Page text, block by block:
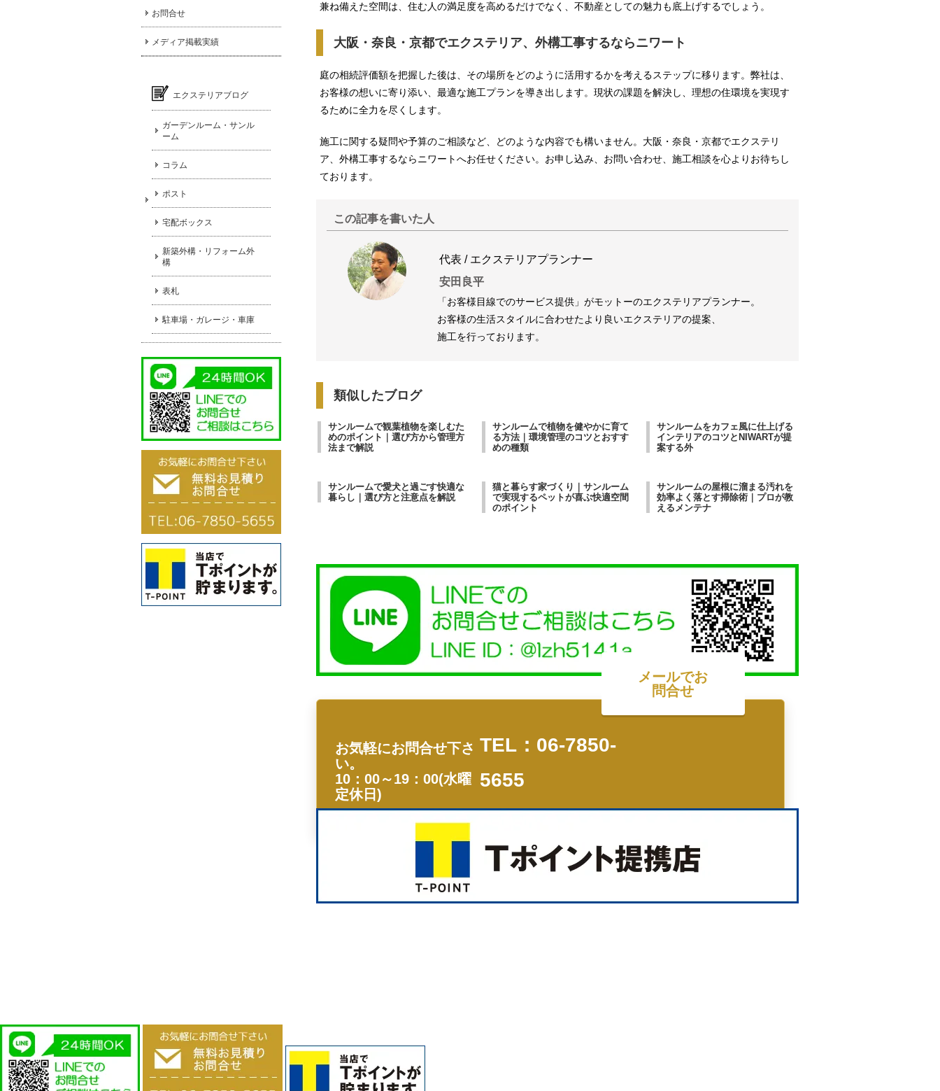
お問合せ
メディア掲載実績
エクステリアブログ
ガーデンルーム・サンル
ーム
コラム
ポスト
宅配ボックス
新築外構・リフォーム外
構
表札
駐車場・ガレージ・車庫
兼ね備えた空間は、住む人の満足度を高めるだけでなく、不動産としての魅力も底上げするでしょう。
大阪・奈良・京都でエクステリア、外構工事するならニワート
庭の相続評価額を把握した後は、その場所をどのように活用するかを考えるステップに移ります。弊社は、
お客様の想いに寄り添い、最適な施工プランを導き出します。現状の課題を解決し、理想の住環境を実現す
るために全力を尽くします。
施工に関する疑問や予算のご相談など、どのような内容でも構いません。大阪・奈良・京都でエクステリ
ア、外構工事するならニワートへお任せください。お申し込み、お問い合わせ、施工相談を心よりお待ちし
ております。
この記事を書いた人
代表 / エクステリアプランナー
安田良平
「お客様目線でのサービス提供」がモットーのエクステリアプランナー。
お客様の生活スタイルに合わせたより良いエクステリアの提案、
施工を行っております。
類似したブログ
サンルームで観葉植物を楽しむた
めのポイント｜選び方から管理方
法まで解説
サンルームで植物を健やかに育て
る方法｜環境管理のコツとおすす
めの種類
サンルームをカフェ風に仕上げる
インテリアのコツとNIWARTが提
案する外
サンルームで愛犬と過ごす快適な
暮らし｜選び方と注意点を解説
猫と暮らす家づくり｜サンルーム
で実現するペットが喜ぶ快適空間
のポイント
サンルームの屋根に溜まる汚れを
効率よく落とす掃除術｜プロが教
えるメンテナ
お気軽にお問合せ下さ
い。
10：00～19：00(水曜
定休日)
TEL：06-7850-
5655
メールでお
問合せ